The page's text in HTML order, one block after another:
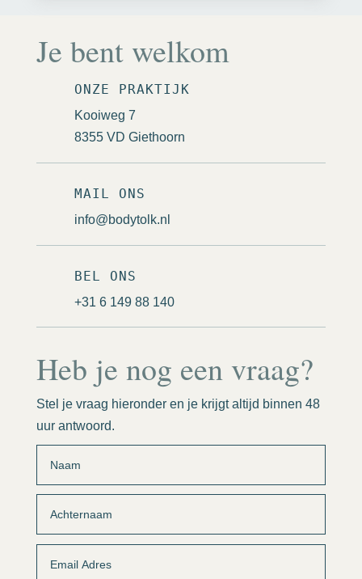
Je bent welkom
ONZE PRAKTIJK
Kooiweg 7
8355 VD Giethoorn
MAIL ONS
info@bodytolk.nl
BEL ONS
+31 6 149 88 140
Heb je nog een vraag?
Stel je vraag hieronder en je krijgt altijd binnen 48
uur antwoord.